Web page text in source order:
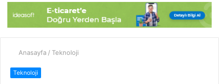
Anasayfa / Teknoloji
Teknoloji